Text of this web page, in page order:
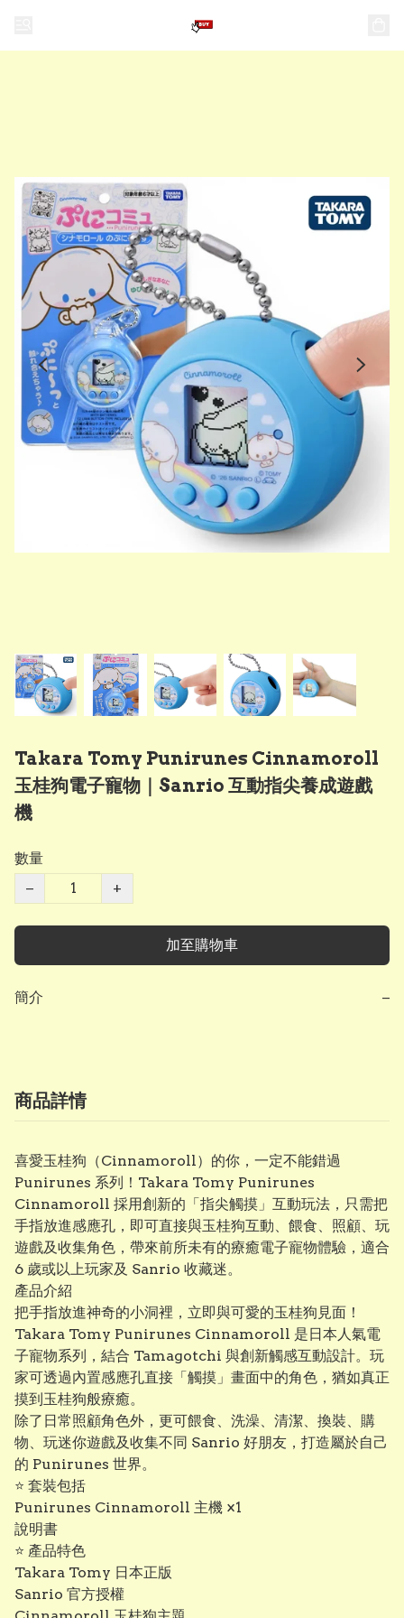
Takara Tomy Punirunes Cinnamoroll
玉桂狗電子寵物｜Sanrio 互動指尖養成遊戲
機
數量
−
+
加至購物車
簡介 −
商品詳情
喜愛玉桂狗（Cinnamoroll）的你，一定不能錯過
Punirunes 系列！Takara Tomy Punirunes
Cinnamoroll 採用創新的「指尖觸摸」互動玩法，只需把
手指放進感應孔，即可直接與玉桂狗互動、餵食、照顧、玩
遊戲及收集角色，帶來前所未有的療癒電子寵物體驗，適合
6 歲或以上玩家及 Sanrio 收藏迷。
產品介紹
把手指放進神奇的小洞裡，立即與可愛的玉桂狗見面！
Takara Tomy Punirunes Cinnamoroll 是日本人氣電
子寵物系列，結合 Tamagotchi 與創新觸感互動設計。玩
家可透過內置感應孔直接「觸摸」畫面中的角色，猶如真正
摸到玉桂狗般療癒。
除了日常照顧角色外，更可餵食、洗澡、清潔、換裝、購
物、玩迷你遊戲及收集不同 Sanrio 好朋友，打造屬於自己
的 Punirunes 世界。
⭐ 套裝包括
Punirunes Cinnamoroll 主機 ×1
說明書
⭐ 產品特色
Takara Tomy 日本正版
Sanrio 官方授權